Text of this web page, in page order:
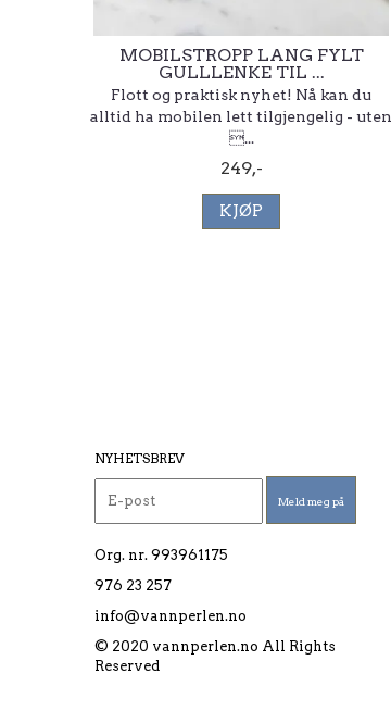
MOBILSTROPP LANG FYLT
GULLLENKE TIL ...
Flott og praktisk nyhet! Nå kan du
alltid ha mobilen lett tilgjengelig - uten
...
249,-
KJØP
NYHETSBREV
Org. nr. 993961175
976 23 257
info@vannperlen.no
© 2020 vannperlen.no All Rights
Reserved